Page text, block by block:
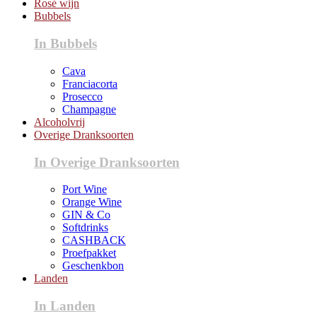
Rosé wijn
Bubbels
In Bubbels
Cava
Franciacorta
Prosecco
Champagne
Alcoholvrij
Overige Dranksoorten
In Overige Dranksoorten
Port Wine
Orange Wine
GIN & Co
Softdrinks
CASHBACK
Proefpakket
Geschenkbon
Landen
In Landen